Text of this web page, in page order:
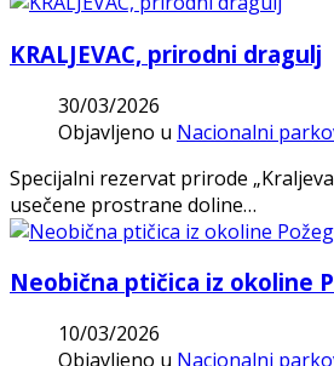
KRALJEVAC, prirodni dragulj
30/03/2026
Objavljeno u Nacionalni
Specijalni rezervat prirode
usečene prostrane doline…
Neobična ptičica iz okoline
10/03/2026
Objavljeno u Nacionalni